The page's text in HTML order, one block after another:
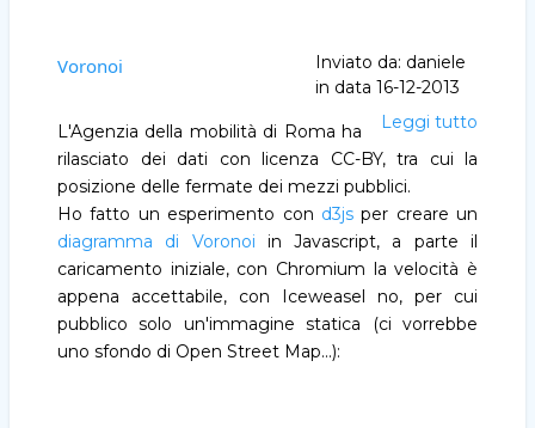
Voronoi Inviato da: daniele
in data 16-12-2013
Leggi tutto
L'Agenzia della mobilità di Roma ha
rilasciato dei dati con licenza CC-BY, tra cui la
posizione delle fermate dei mezzi pubblici.
Ho fatto un esperimento con d3jsper creare un
diagramma di Voronoi in Javascript, a parte il
caricamento iniziale, con Chromium la velocità è
appena accettabile, con Iceweasel no, per cui
pubblico solo un'immagine statica (ci vorrebbe
uno sfondo di Open Street Map...):